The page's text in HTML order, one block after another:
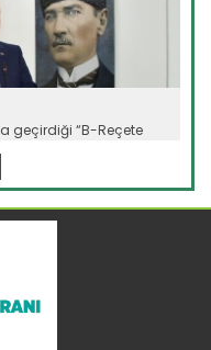
geçirdiği “B-Reçete